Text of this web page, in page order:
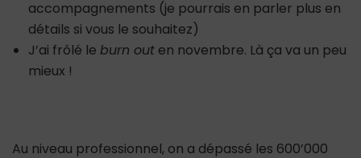
accompagnements (je pourrais en parler plus en
détails si vous le souhaitez)
J’ai frôlé le burn out en novembre. Là ça va un peu
mieux !
Au niveau professionnel, on a dépassé les 600’000